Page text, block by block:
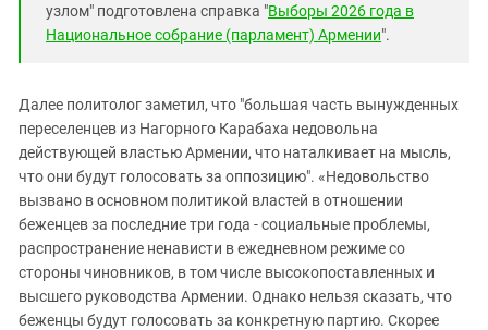
узлом" подготовлена справка "Выборы 2026 года в
Национальное собрание (парламент) Армении".
Далее политолог заметил, что "большая часть вынужденных
переселенцев из Нагорного Карабаха недовольна
действующей властью Армении, что наталкивает на мысль,
что они будут голосовать за оппозицию". «Недовольство
вызвано в основном политикой властей в отношении
беженцев за последние три года - социальные проблемы,
распространение ненависти в ежедневном режиме со
стороны чиновников, в том числе высокопоставленных и
высшего руководства Армении. Однако нельзя сказать, что
беженцы будут голосовать за конкретную партию. Скорее